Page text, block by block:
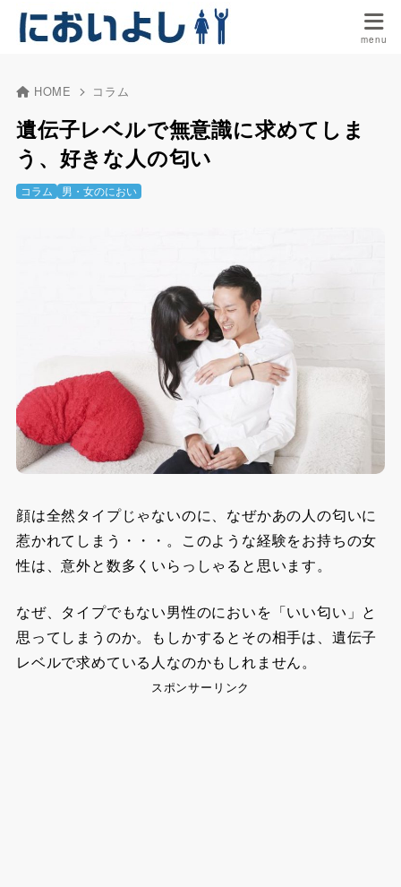
HOME コラム
遺伝子レベルで無意識に求めてしま
う、好きな人の匂い
コラム 男・女のにおい
顔は全然タイプじゃないのに、なぜかあの人の匂いに
惹かれてしまう・・・。このような経験をお持ちの女
性は、意外と数多くいらっしゃると思います。
なぜ、タイプでもない男性のにおいを「いい匂い」と
思ってしまうのか。もしかするとその相手は、遺伝子
レベルで求めている人なのかもしれません。
スポンサーリンク